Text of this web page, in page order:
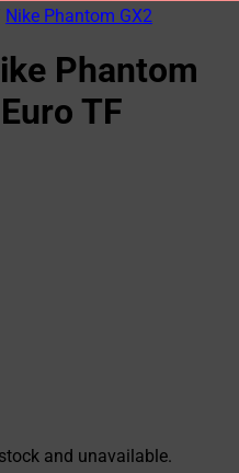
Nike Phantom GX2
Phantom
TF
and unavailable.